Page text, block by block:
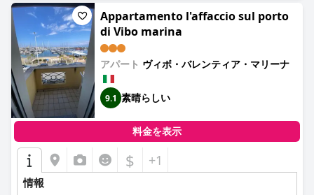
Appartamento l'affaccio sul porto
di Vibo marina
アパート ヴィボ・バレンティア・マリーナ
9.1 素晴らしい
料金を表示
$ +1
情報